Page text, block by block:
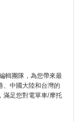
輯團隊，為您帶來最
、中國大陸和台灣的
滿足您對電單車/摩托